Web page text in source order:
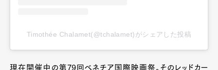
Timothée Chalamet(@tchalamet)がシェアした投稿
現在開催中の第79回ベネチア国際映画祭。そのレッドカー